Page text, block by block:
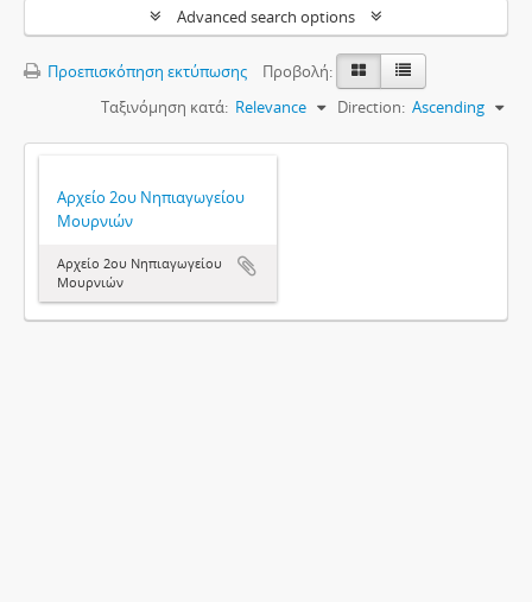
Advanced search options
Προεπισκόπηση εκτύπωσης
Προβολή:
Ταξινόμηση κατά: Relevance Direction: Ascending
Αρχείο 2ου Νηπιαγωγείου
Μουρνιών
Αρχείο 2ου Νηπιαγωγείου
Μουρνιών